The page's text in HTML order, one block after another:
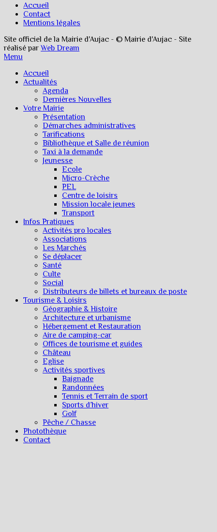
Accueil
Contact
Mentions légales
Site officiel de la Mairie d'Aujac - © Mairie d'Aujac - Site
réalisé parWeb Dream
Menu
Accueil
Actualités
Agenda
Dernières Nouvelles
Votre Mairie
Présentation
Démarches administratives
Tarifications
Bibliothèque et Salle de réunion
Taxi à la demande
Jeunesse
Ecole
Micro-Crèche
PEL
Centre de loisirs
Mission locale jeunes
Transport
Infos Pratiques
Activités pro locales
Associations
Les Marchés
Se déplacer
Santé
Culte
Social
Distributeurs de billets et bureaux de poste
Tourisme & Loisirs
Géographie & Histoire
Architecture et urbanisme
Hébergement et Restauration
Aire de camping-car
Offices de tourisme et guides
Château
Eglise
Activités sportives
Baignade
Randonnées
Tennis et Terrain de sport
Sports d’hiver
Golf
Pêche / Chasse
Photothèque
Contact